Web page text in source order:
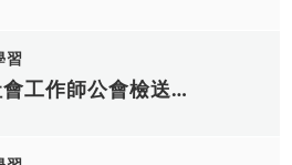
： 補助對象：18歲至35歲
志願服務紀錄冊之青年。
年9至11月者，於本年7月
習
社團法人台中市社會工作師公會檢送該會志工招募簡章，敬邀本校有意願學生報名參加。